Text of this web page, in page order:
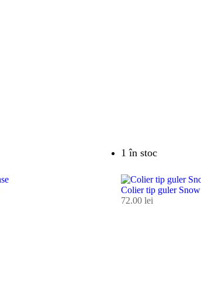
1 în stoc
Colier tip guler Snow
72.00 lei